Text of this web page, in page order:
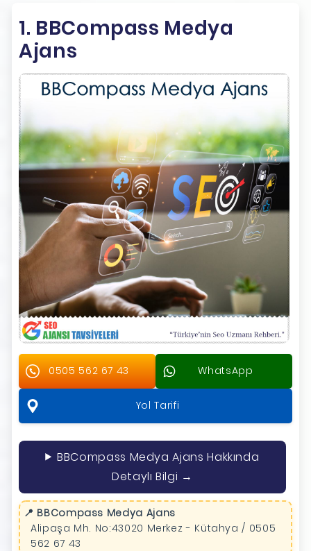
1. BBCompass Medya
Ajans
0505 562 67 43 WhatsApp
Yol Tarifi
BBCompass Medya Ajans Hakkında
Detaylı Bilgi →
📍 BBCompass Medya Ajans
Alipaşa Mh. No:43020 Merkez - Kütahya / 0505
562 67 43